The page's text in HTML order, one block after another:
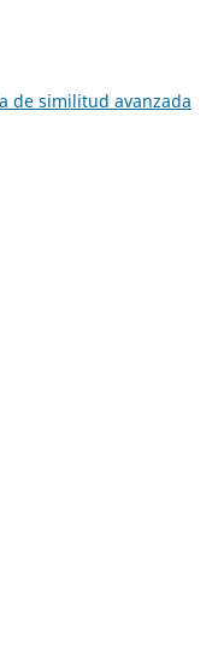
de similitud avanzada